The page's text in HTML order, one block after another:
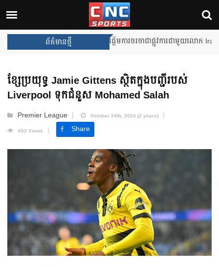
ព័ត៌មានថ្មី Unai Emery សន្យាថានឹងឈ្នះពាន
ខ្សែប្រយុទ្ធ Jamie Gittens ស្ថិតក្នុងបញ្ជីរបស់
Liverpool ទុកជំនួស Mohamed Salah
Premier League
October 24th, 2024 (2 years)
652 Views
Share